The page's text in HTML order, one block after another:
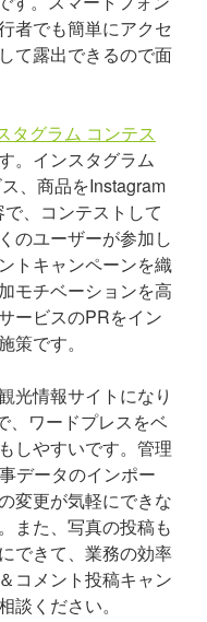
者でも簡単にアクセ
て露出できるので面
タグラム コンテス
。インスタグラム
、商品をInstagram
、コンテストして
のユーザーが参加し
トキャンペーンを織
モチベーションを高
ービスのPRをイン
策です。
光情報サイトになり
、ワードプレスをベ
しやすいです。管理
データのインポー
変更が気軽にできな
また、写真の投稿も
できて、業務の効率
コメント投稿キャン
談ください。